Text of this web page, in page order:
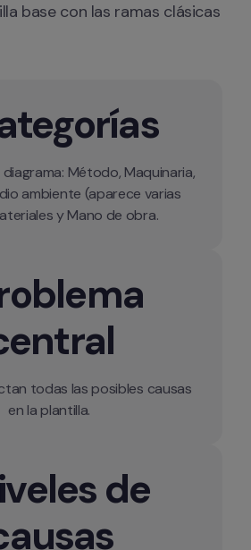
base con las ramas clásicas
Método, Maquinaria,
ambiente (aparece varias
todas las posibles causas
en la plantilla.
de